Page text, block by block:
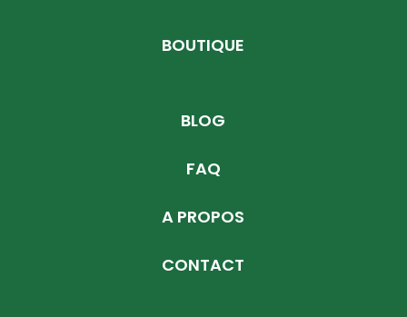
BOUTIQUE
BLOG
FAQ
A PROPOS
CONTACT